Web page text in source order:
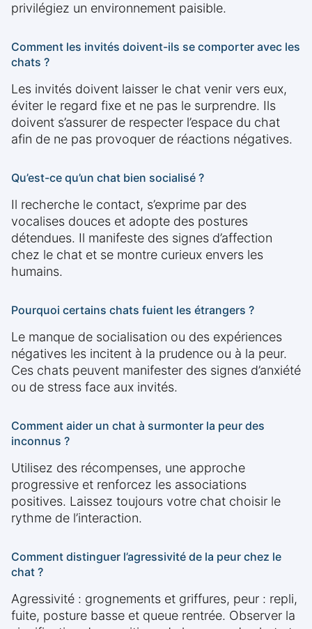
privilégiez un environnement paisible.
Comment les invités doivent-ils se comporter avec les
chats ?
Les invités doivent laisser le chat venir vers eux,
éviter le regard fixe et ne pas le surprendre. Ils
doivent s’assurer de respecter l’espace du chat
afin de ne pas provoquer de réactions négatives.
Qu’est-ce qu’un chat bien socialisé ?
Il recherche le contact, s’exprime par des
vocalises douces et adopte des postures
détendues. Il manifeste des signes d’affection
chez le chat et se montre curieux envers les
humains.
Pourquoi certains chats fuient les étrangers ?
Le manque de socialisation ou des expériences
négatives les incitent à la prudence ou à la peur.
Ces chats peuvent manifester des signes d’anxiété
ou de stress face aux invités.
Comment aider un chat à surmonter la peur des
inconnus ?
Utilisez des récompenses, une approche
progressive et renforcez les associations
positives. Laissez toujours votre chat choisir le
rythme de l’interaction.
Comment distinguer l’agressivité de la peur chez le
chat ?
Agressivité : grognements et griffures, peur : repli,
fuite, posture basse et queue rentrée. Observer la